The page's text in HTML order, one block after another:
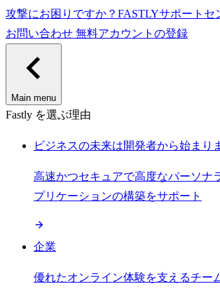
攻撃にお困りですか？ FASTLYサポートセ
お問い合わせ 無料アカウントの登録
Main menu
Fastly を選ぶ理由
ビジネスの未来は開発者から始まり
高速かつセキュアで高度なパーソナ
プリケーションの構築をサポート
企業
優れたオンライン体験を支えるチー